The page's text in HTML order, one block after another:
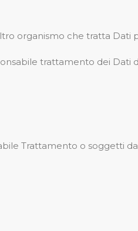
organismo che tratta Dati
trattamento dei Dati
Trattamento o soggetti